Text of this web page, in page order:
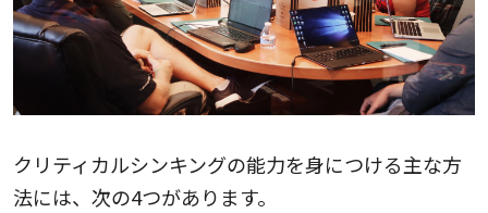
クリティカルシンキングの能力を身につける主な方
法には、次の4つがあります。